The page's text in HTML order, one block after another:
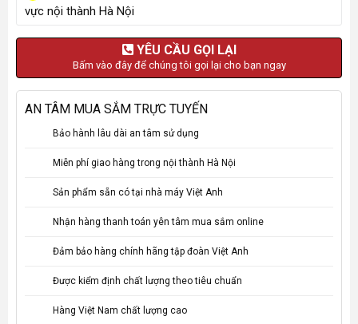
vực nội thành Hà Nội
YÊU CẦU GỌI LẠI
Bấm vào đây để chúng tôi gọi lại cho bạn ngay
AN TÂM MUA SẮM TRỰC TUYẾN
Bảo hành lâu dài an tâm sử dụng
Miễn phí giao hàng trong nội thành Hà Nội
Sản phẩm sẵn có tại nhà máy Việt Anh
Nhận hàng thanh toán yên tâm mua sắm online
Đảm bảo hàng chính hãng tập đoàn Việt Anh
Được kiểm định chất lượng theo tiêu chuẩn
Hàng Việt Nam chất lượng cao